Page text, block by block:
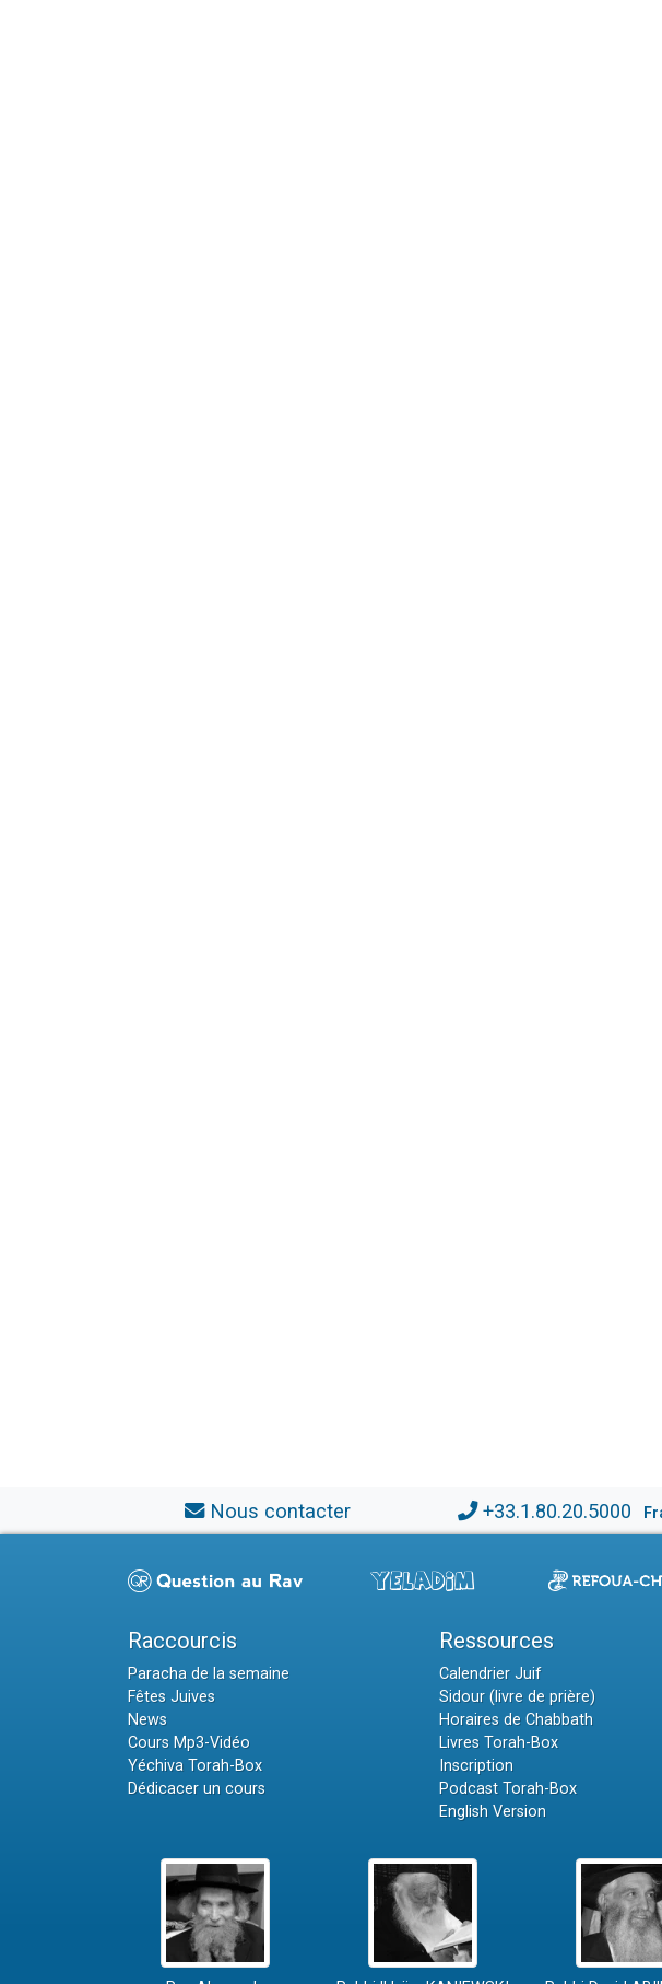
Nous contacter +33.1.80.20.5000
Raccourcis
Paracha de la semaine
Fêtes Juives
News
Cours Mp3-Vidéo
Yéchiva Torah-Box
Dédicacer un cours
Ressources
Calendrier Juif
Sidour (livre de prière)
Horaires de Chabbath
Livres Torah-Box
Inscription
Podcast Torah-Box
English Version